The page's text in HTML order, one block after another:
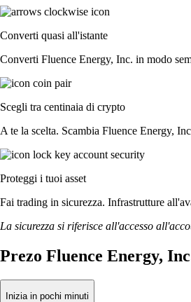
Converti quasi all'istante
Converti Fluence Energy, Inc. in modo
Scegli tra centinaia di crypto
A te la scelta. Scambia Fluence Energy,
Proteggi i tuoi asset
Fai trading in sicurezza. Infrastrutture
La sicurezza si riferisce all'accesso
Prezo Fluence Energy,
Inizia in pochi minuti